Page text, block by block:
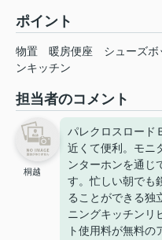
ポイント
物置 暖房便座 シューズボ
ンキッチン
担当者のコメント
桐越
パレクロスロード
近くて便利。モニ
ンターホンを通じ
す。忙しい朝でも
ることができる独
ニングキッチンリ
ト使用料が無料の